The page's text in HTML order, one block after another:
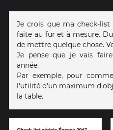
Je crois que ma check-
faite au fur et à mesure.
de mettre quelque chose.
Je pense que je vais
année.
Par exemple, pour
l'utilité d'un maximum
la table.